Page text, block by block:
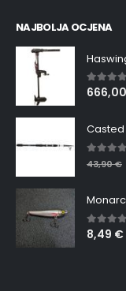
NAJBOLJA OCJENA
5.00
666,00
Casted
5.00
43,90€
5.00
8,49 €